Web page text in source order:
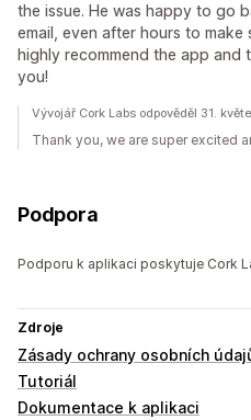
the issue. He was happy to go
email, even after hours to make
highly recommend the app and
you!
Vývojář Cork Labs odpověděl 31.
Thank you, we are super excited
Podpora
Podporu k aplikaci poskytuje Cork
Zdroje
Zásady ochrany osobních
Tutoriál
Dokumentace k aplikaci